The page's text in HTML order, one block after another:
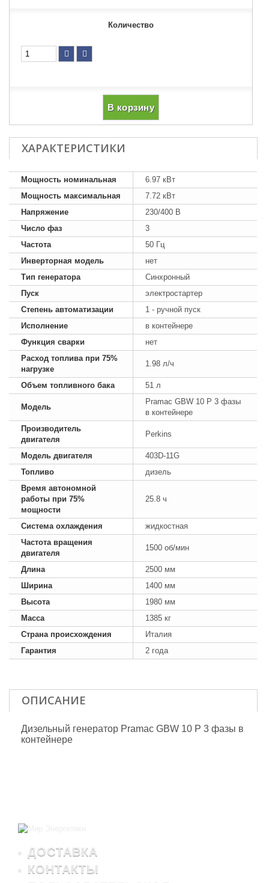
Количество
В корзину
ХАРАКТЕРИСТИКИ
Мощность номинальная
6.97 кВт
Мощность максимальная
7.72 кВт
Напряжение
230/400 В
Число фаз
3
Частота
50 Гц
Инверторная модель
нет
Тип генератора
Синхронный
Пуск
электростартер
Степень автоматизации
1 - ручной пуск
Исполнение
в контейнере
Функция сварки
нет
Расход топлива при 75%
нагрузке
1.98 л/ч
Объем топливного бака 51 л
Модель
Pramac GBW 10 P 3 фазы
в контейнере
Производитель
двигателя
Perkins
Модель двигателя
403D-11G
Топливо
дизель
Время автономной
работы при 75%
мощности
25.8 ч
Система охлаждения
жидкостная
Частота вращения
двигателя
1500 об/мин
Длина
2500 мм
Ширина
1400 мм
Высота
1980 мм
Масса
1385 кг
Страна происхождения
Италия
Гарантия
2 года
ОПИСАНИЕ
Дизельный генератор Pramac GBW 10 P 3 фазы в
контейнере
ДОСТАВКА
КОНТАКТЫ